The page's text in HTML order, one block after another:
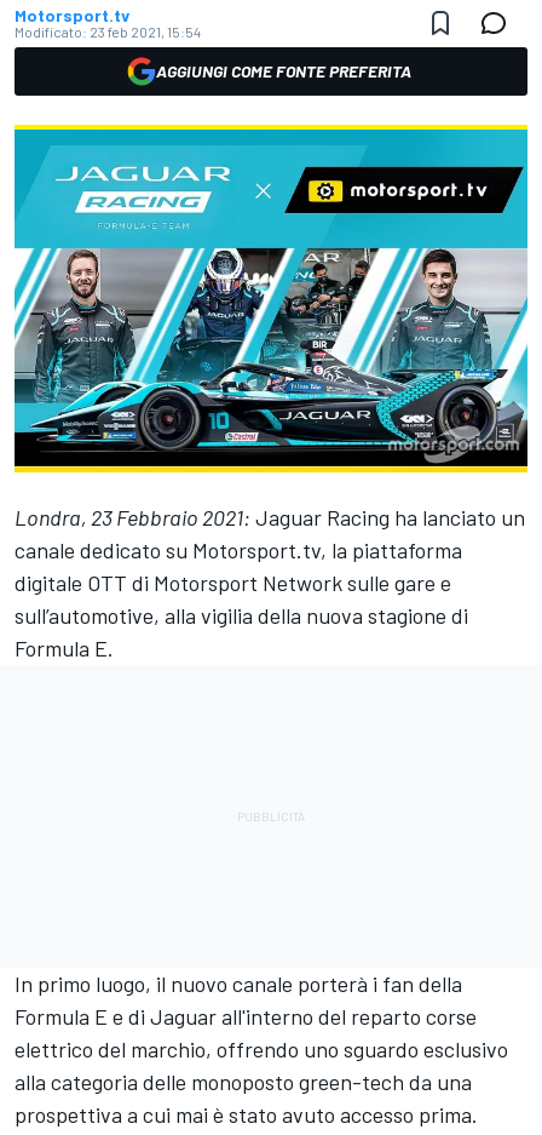
Motorsport.tv
Modificato: 23 feb 2021, 15:54
AGGIUNGI COME FONTE PREFERITA
Londra, 23 Febbraio 2021: Jaguar Racing ha lanciato un
canale dedicato su Motorsport.tv, la piattaforma
digitale OTT di Motorsport Networksulle gare e
sull’automotive, alla vigilia della nuova stagione di
Formula E.
In primo luogo, il nuovo canale porterà i fan della
Formula E e di Jaguar all'interno del reparto corse
elettrico del marchio, offrendo uno sguardo esclusivo
alla categoria delle monoposto green-tech da una
prospettiva a cui mai è stato avuto accesso prima.